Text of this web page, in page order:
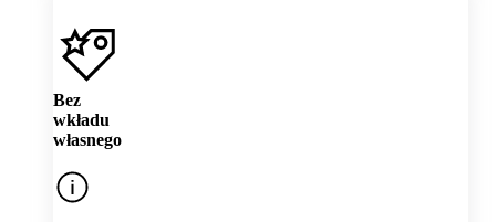
Bez
wkładu
własnego